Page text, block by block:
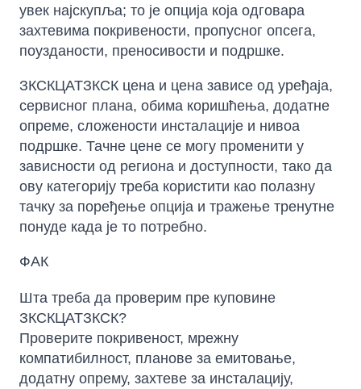
увек најскупља; то је опција која одговара
захтевима покривености, пропусног опсега,
поузданости, преносивости и подршке.
ЗКСКЦАТЗКСК цена и цена зависе од уређаја,
сервисног плана, обима коришћења, додатне
опреме, сложености инсталације и нивоа
подршке. Тачне цене се могу променити у
зависности од региона и доступности, тако да
ову категорију треба користити као полазну
тачку за поређење опција и тражење тренутне
понуде када је то потребно.
ФАК
Шта треба да проверим пре куповине
ЗКСКЦАТЗКСК?
Проверите покривеност, мрежну
компатибилност, планове за емитовање,
додатну опрему, захтеве за инсталацију,